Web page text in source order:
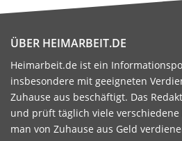
ÜBER HEIMARBEIT.DE
Heimarbeit.de ist ein
insbesondere mit geeigneten
Zuhause aus beschäftigt. Das
und prüft täglich viele
man von Zuhause aus Geld